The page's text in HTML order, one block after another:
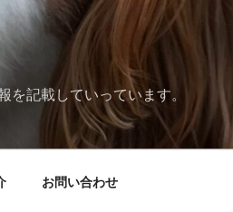
記載していっています。
お問い合わせ